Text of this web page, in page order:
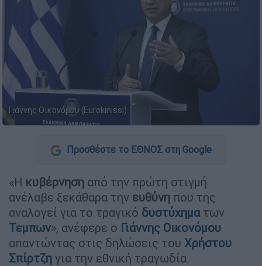
Γιάννης Οικονόμου (Eurokinissi)
Προσθέστε το ΕΘΝΟΣ στη Google
«Η κυβέρνηση από την πρώτη στιγμή
ανέλαβε ξεκάθαρα την ευθύνη που της
αναλογεί για το τραγικό δυστύχηματων
Τεμπων», ανέφερε ο Γιάννης Οικονόμου
απαντώντας στις δηλώσεις του Χρήστου
Σπίρτζη για την εθνική τραγωδία.